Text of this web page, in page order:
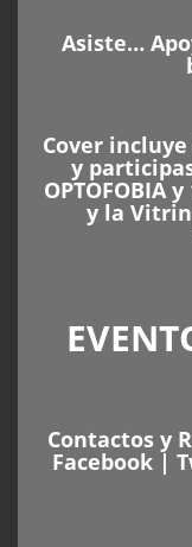
Asiste…
Cover
y
OPTOFOBIA
y la
Contactos y
Facebook|